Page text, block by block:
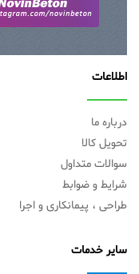
اطلاعات
درباره ما
تحویل کالا
سوالات متداول
شرایط و ضوابط
طراحی ، پیمانکاری و اجرا
سایر خدمات